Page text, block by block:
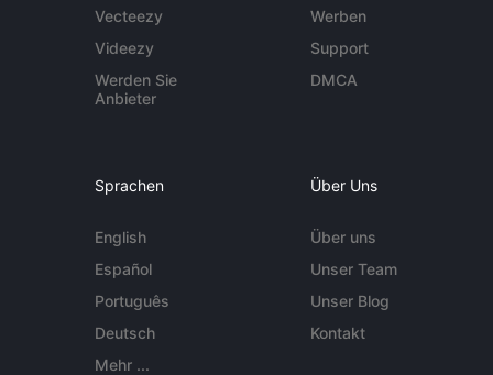
Vecteezy
Videezy
Werden Sie
Anbieter
Werben
Support
DMCA
Sprachen
English
Español
Português
Deutsch
Mehr ...
Über Uns
Über uns
Unser Team
Unser Blog
Kontakt